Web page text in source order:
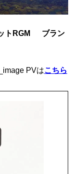
ットRGM ブラン
PVはこちら